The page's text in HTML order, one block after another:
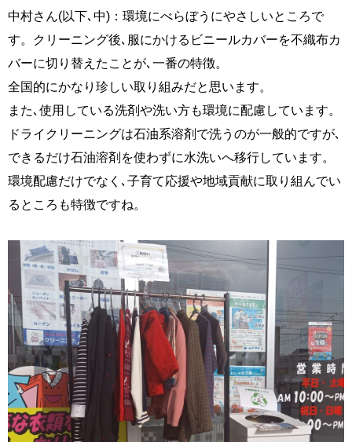
中村さん(以下､中)：環境にべらぼうにやさしいところで
す。クリーニング後､服にかけるビニールカバーを不織布カ
バーに切り替えたことが､一番の特徴。
全国的にかなり珍しい取り組みだと思います。
また､使用している洗剤や洗い方も環境に配慮しています。
ドライクリーニングは石油系溶剤で洗うのが一般的ですが､
できるだけ石油溶剤を使わずに水洗いへ移行しています。
環境配慮だけでなく､子育て応援や地域貢献に取り組んでい
るところも特徴ですね。